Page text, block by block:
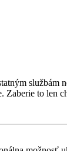
službám
Zaberie to len